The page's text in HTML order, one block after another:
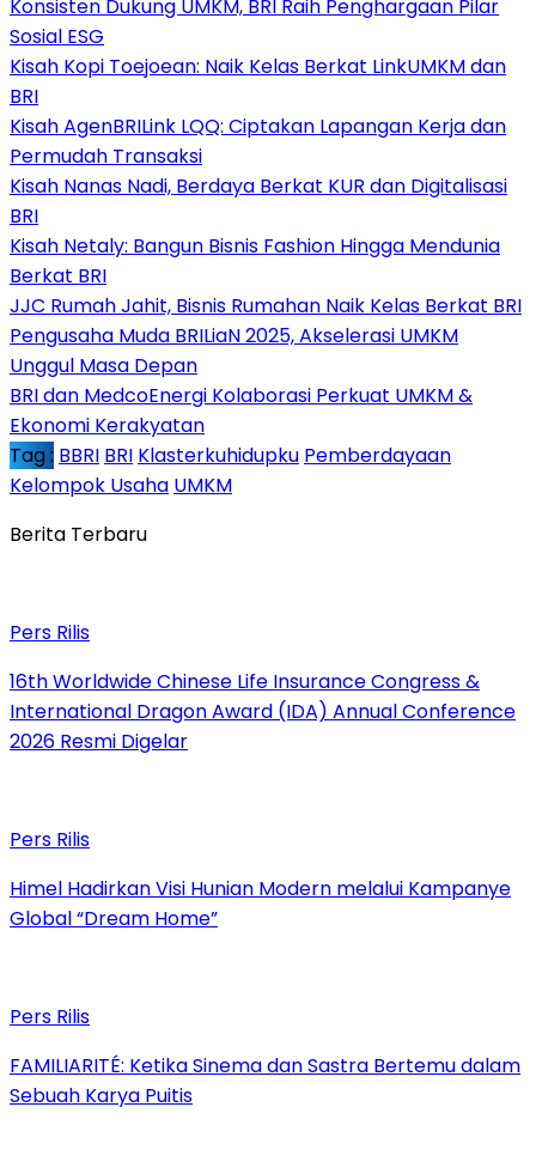
Konsisten Dukung UMKM, BRI Raih Penghargaan Pilar
Sosial ESG
Kisah Kopi Toejoean: Naik Kelas Berkat LinkUMKM dan
BRI
Kisah AgenBRILink LQQ: Ciptakan Lapangan Kerja dan
Permudah Transaksi
Kisah Nanas Nadi, Berdaya Berkat KUR dan Digitalisasi
BRI
Kisah Netaly: Bangun Bisnis Fashion Hingga Mendunia
Berkat BRI
JJC Rumah Jahit, Bisnis Rumahan Naik Kelas Berkat BRI
Pengusaha Muda BRILiaN 2025, Akselerasi UMKM
Unggul Masa Depan
BRI dan MedcoEnergi Kolaborasi Perkuat UMKM &
Ekonomi Kerakyatan
Tag : BBRI BRI Klasterkuhidupku Pemberdayaan
Kelompok Usaha UMKM
Berita Terbaru
Pers Rilis
16th Worldwide Chinese Life Insurance Congress &
International Dragon Award (IDA) Annual Conference
2026 Resmi Digelar
Pers Rilis
Himel Hadirkan Visi Hunian Modern melalui Kampanye
Global “Dream Home”
Pers Rilis
FAMILIARITÉ: Ketika Sinema dan Sastra Bertemu dalam
Sebuah Karya Puitis